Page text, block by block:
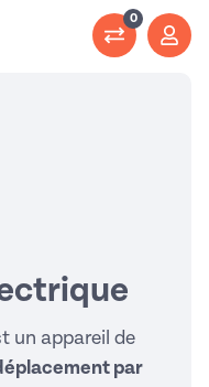
0
un appareil de
par